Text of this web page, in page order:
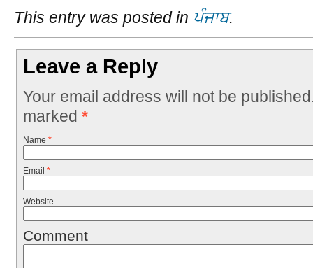
This entry was posted in ਪੰਜਾਬ.
Leave a Reply
Your email address will not be
marked *
Name *
Email *
Website
Comment